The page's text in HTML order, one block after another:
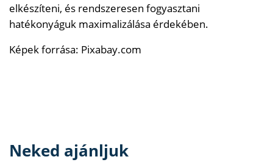
elkészíteni, és rendszeresen fogyasztani
hatékonyáguk maximalizálása érdekében.
Képek forrása: Pixabay.com
Neked ajánljuk